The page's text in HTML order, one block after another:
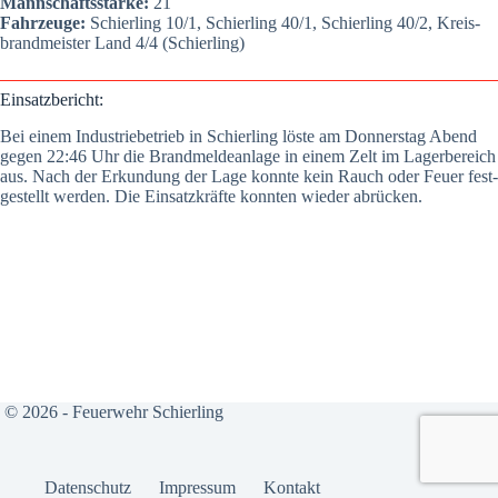
Fahr­zeu­ge: Schier­ling 10/1, Schier­ling 40/1, Schier­ling 40/2, Kreis­
brand­meis­ter Land 4/4 (Schier­ling)
Ein­satz­be­richt:
Bei einem Indus­trie­be­trieb in Schier­ling lös­te am Don­ners­tag Abend
gegen 22:46 Uhr die Brand­mel­de­an­la­ge in einem Zelt im Lager­be­reich
aus. Nach der Erkun­dung der Lage konn­te kein Rauch oder Feu­er fest­
ge­stellt wer­den. Die Ein­satz­kräf­te konn­ten wie­der abrü­cken.
© 2026 - Feuerwehr Schierling
Daten­schutz Impres­sum Kon­takt